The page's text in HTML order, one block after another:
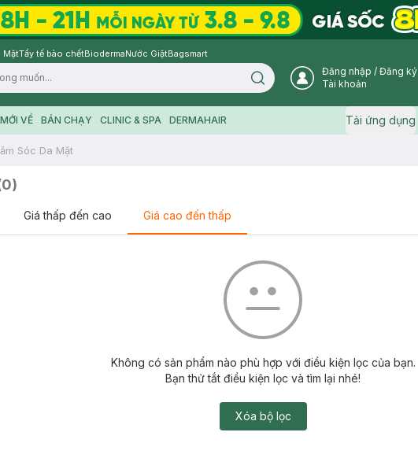
MặtTẩy tế bào chếtBiodermaNước GiặtBagsmart
Search icon User Icon
Đăng nhập / Đăng ký
Tài khoản
VỀ BÁN CHẠY CLINIC & SPA DERMAHAIR Tải ứng dụng
Sóc Da Mặt
0)
Giá thấp đến cao Giá cao đến thấp
Không có sản phẩm nào phù hợp với điều kiện lọc của bạn.
Bạn thử tắt điều kiện lọc và tìm lại nhé!
Xóa bộ lọc